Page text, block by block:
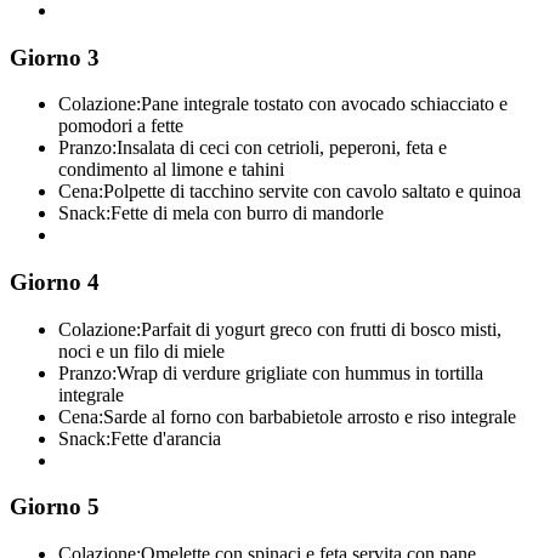
Giorno 3
Colazione:Pane integrale tostato con avocado schiacciato e
pomodori a fette
Pranzo:Insalata di ceci con cetrioli, peperoni, feta e
condimento al limone e tahini
Cena:Polpette di tacchino servite con cavolo saltato e quinoa
Snack:Fette di mela con burro di mandorle
Giorno 4
Colazione:Parfait di yogurt greco con frutti di bosco misti,
noci e un filo di miele
Pranzo:Wrap di verdure grigliate con hummus in tortilla
integrale
Cena:Sarde al forno con barbabietole arrosto e riso integrale
Snack:Fette d'arancia
Giorno 5